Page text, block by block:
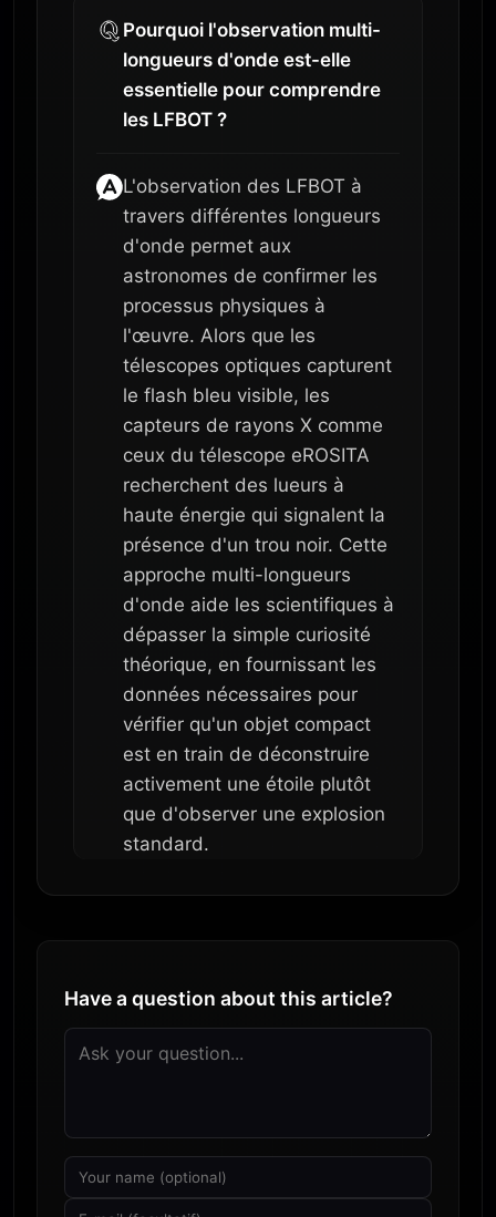
Pourquoi l'observation multi-
longueurs d'onde est-elle
essentielle pour comprendre
les LFBOT ?
L'observation des LFBOT à
travers différentes longueurs
d'onde permet aux
astronomes de confirmer les
processus physiques à
l'œuvre. Alors que les
télescopes optiques capturent
le flash bleu visible, les
capteurs de rayons X comme
ceux du télescope eROSITA
recherchent des lueurs à
haute énergie qui signalent la
présence d'un trou noir. Cette
approche multi-longueurs
d'onde aide les scientifiques à
dépasser la simple curiosité
théorique, en fournissant les
données nécessaires pour
vérifier qu'un objet compact
est en train de déconstruire
activement une étoile plutôt
que d'observer une explosion
standard.
Have a question about this article?